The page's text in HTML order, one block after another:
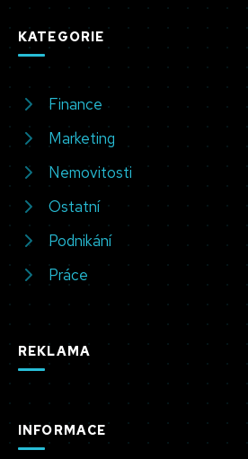
KATEGORIE
Finance
Marketing
Nemovitosti
Ostatní
Podnikání
Práce
REKLAMA
INFORMACE